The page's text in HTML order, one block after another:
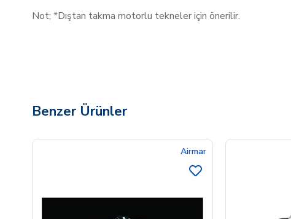
Not; *Dıştan takma motorlu tekneler için önerilir.
Benzer Ürünler
Airmar